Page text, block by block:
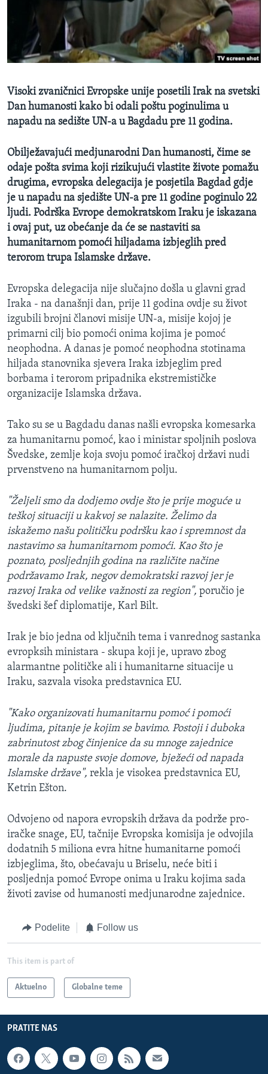
SPORT
INTERVJU
Visoki zvaničnici Evropske unije posetili Irak na svetski
Dan humanosti kako bi odali poštu poginulima u
napadu na sedište UN-a u Bagdadu pre 11 godina.
Obilježavajući medjunarodni Dan humanosti, čime se
odaje pošta svima koji rizikujući vlastite živote pomažu
drugima, evropska delegacija je posjetila Bagdad gdje
je u napadu na sjedište UN-a pre 11 godine poginulo 22
ljudi. Podrška Evrope demokratskom Iraku je iskazana
i ovaj put, uz obećanje da će se nastaviti sa
humanitarnom pomoći hiljadama izbjeglih pred
terorom trupa Islamske države.
Evropska delegacija nije slučajno došla u glavni grad
Iraka - na današnji dan, prije 11 godina ovdje su život
izgubili brojni članovi misije UN-a, misije kojoj je
primarni cilj bio pomoći onima kojima je pomoć
neophodna. A danas je pomoć neophodna stotinama
hiljada stanovnika sjevera Iraka izbjeglim pred
borbama i terorom pripadnika ekstremističke
organizacije Islamska država.
Tako su se u Bagdadu danas našli evropska komesarka
za humanitarnu pomoć, kao i ministar spoljnih poslova
Švedske, zemlje koja svoju pomoć iračkoj državi nudi
prvenstveno na humanitarnom polju.
"Željeli smo da dodjemo ovdje što je prije moguće u
teškoj situaciji u kakvoj se nalazite. Želimo da
iskažemo našu političku podršku kao i spremnost da
nastavimo sa humanitarnom pomoći. Kao što je
poznato, posljednjih godina na različite načine
podržavamo Irak, negov demokratski razvoj jer je
razvoj Iraka od velike važnosti za region", poručio je
švedski šef diplomatije, Karl Bilt.
Irak je bio jedna od ključnih tema i vanrednog sastanka
evropksih ministara - skupa koji je, upravo zbog
alarmantne političke ali i humanitarne situacije u
Iraku, sazvala visoka predstavnica EU.
"Kako organizovati humanitarnu pomoć i pomoći
ljudima, pitanje je kojim se bavimo. Postoji i duboka
zabrinutost zbog činjenice da su mnoge zajednice
morale da napuste svoje domove, bježeći od napada
Islamske države", rekla je visokea predstavnica EU,
Ketrin Ešton.
Odvojeno od napora evropskih država da podrže pro-
iračke snage, EU, tačnije Evropska komisija je odvojila
dodatnih 5 miliona evra hitne humanitarne pomoći
izbjeglima, što, obećavaju u Briselu, neće biti i
posljednja pomoć Evrope onima u Iraku kojima sada
životi zavise od humanosti medjunarodne zajednice.
Podelite Follow us
This item is part of
Aktuelno Globalne teme
PRATITE NAS